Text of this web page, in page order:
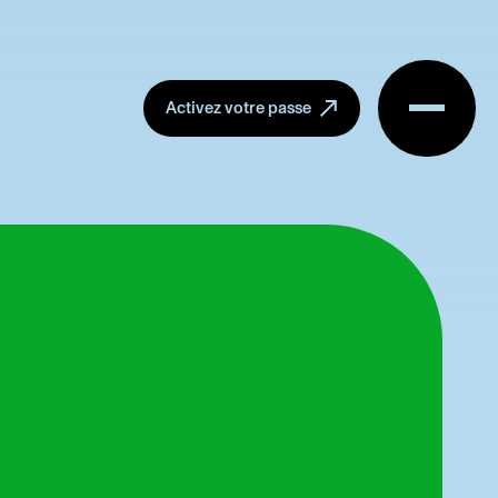
Activez votre passe
Menu